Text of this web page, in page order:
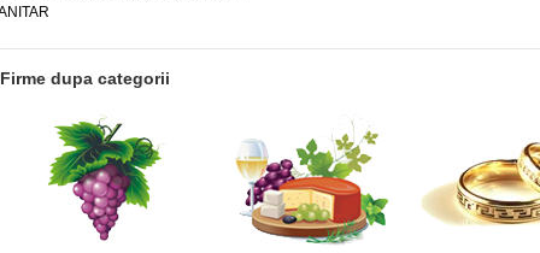
Firme dupa categorii